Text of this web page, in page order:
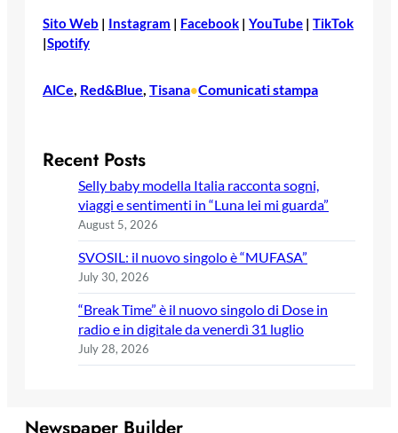
Sito Web | Instagram | Facebook | YouTube | TikTok
|Spotify
AlCe Red&Blue Tisana•Comunicati stampa
Recent Posts
Selly baby modella Italia racconta sogni,
viaggi e sentimenti in “Luna lei mi guarda”
August 5, 2026
SVOSIL: il nuovo singolo è “MUFASA”
July 30, 2026
“Break Time” è il nuovo singolo di Dose in
radio e in digitale da venerdì 31 luglio
July 28, 2026
Newspaper Builder